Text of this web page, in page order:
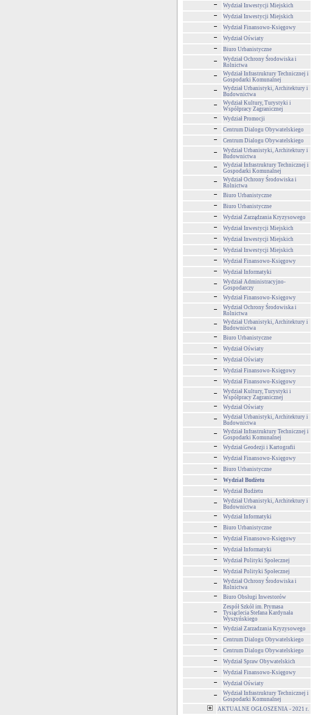
Wydział Inwestycji Miejskich
Wydział Inwestycji Miejskich
Wydział Finansowo-Księgowy
Wydział Oświaty
Biuro Urbanistyczne
Wydział Ochrony Środowiska i
Rolnictwa
Wydział Infrastruktury Technicznej i
Gospodarki Komunalnej
Wydział Urbanistyki, Architektury i
Budownictwa
Wydział Kultury, Turystyki i
Współpracy Zagranicznej
Wydział Promocji
Centrum Dialogu Obywatelskiego
Centrum Dialogu Obywatelskiego
Wydział Urbanistyki, Architektury i
Budownictwa
Wydział Infrastruktury Technicznej i
Gospodarki Komunalnej
Wydział Ochrony Środowiska i
Rolnictwa
Biuro Urbanistyczne
Biuro Urbanistyczne
Wydział Zarządzania Kryzysowego
Wydział Inwestycji Miejskich
Wydział Inwestycji Miejskich
Wydział Inwestycji Miejskich
Wydział Finansowo-Księgowy
Wydział Informatyki
Wydział Administracyjno-
Gospodarczy
Wydział Finansowo-Księgowy
Wydział Ochrony Środowiska i
Rolnictwa
Wydział Urbanistyki, Architektury i
Budownictwa
Biuro Urbanistyczne
Wydział Oświaty
Wydział Oświaty
Wydział Finansowo-Księgowy
Wydział Finansowo-Księgowy
Wydział Kultury, Turystyki i
Współpracy Zagranicznej
Wydział Oświaty
Wydział Urbanistyki, Architektury i
Budownictwa
Wydział Infrastruktury Technicznej i
Gospodarki Komunalnej
Wydział Geodezji i Kartografii
Wydział Finansowo-Księgowy
Biuro Urbanistyczne
Wydział Budżetu
Wydział Budżetu
Wydział Urbanistyki, Architektury i
Budownictwa
Wydział Informatyki
Biuro Urbanistyczne
Wydział Finansowo-Księgowy
Wydział Informatyki
Wydział Polityki Społecznej
Wydział Polityki Społecznej
Wydział Ochrony Środowiska i
Rolnictwa
Biuro Obsługi Inwestorów
Zespół Szkół im. Prymasa
Tysiąclecia Stefana Kardynała
Wyszyńskiego
Wydział Zarzadzania Kryzysowego
Centrum Dialogu Obywatelskiego
Centrum Dialogu Obywatelskiego
Wydział Spraw Obywatelskich
Wydział Finansowo-Księgowy
Wydział Oświaty
Wydział Infrastruktury Technicznej i
Gospodarki Komunalnej
AKTUALNE OGŁOSZENIA - 2021 r.